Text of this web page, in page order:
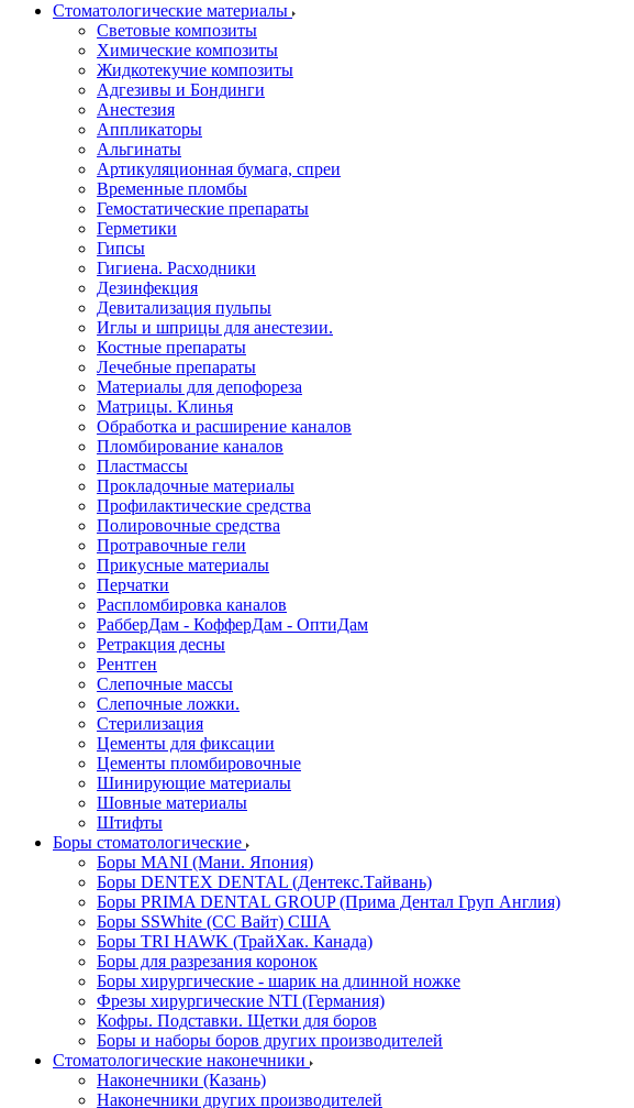
Стоматологические материалы
Световые композиты
Химические композиты
Жидкотекучие композиты
Адгезивы и Бондинги
Анестезия
Аппликаторы
Альгинаты
Артикуляционная бумага, спреи
Временные пломбы
Гемостатические препараты
Герметики
Гипсы
Гигиена. Расходники
Дезинфекция
Девитализация пульпы
Иглы и шприцы для анестезии.
Костные препараты
Лечебные препараты
Материалы для депофореза
Матрицы. Клинья
Обработка и расширение каналов
Пломбирование каналов
Пластмассы
Прокладочные материалы
Профилактические средства
Полировочные средства
Протравочные гели
Прикусные материалы
Перчатки
Распломбировка каналов
РабберДам - КофферДам - ОптиДам
Ретракция десны
Рентген
Слепочные массы
Слепочные ложки.
Стерилизация
Цементы для фиксации
Цементы пломбировочные
Шинирующие материалы
Шовные материалы
Штифты
Боры стоматологические
Боры MANI (Мани. Япония)
Боры DENTEX DENTAL (Дентекс.Тайвань)
Боры PRIMA DENTAL GROUP (Прима Дентал Груп Англия)
Боры SSWhite (СС Вайт) США
Боры TRI HAWK (ТрайХак. Канада)
Боры для разрезания коронок
Боры хирургические - шарик на длинной ножке
Фрезы хирургические NTI (Германия)
Кофры. Подставки. Щетки для боров
Боры и наборы боров других производителей
Стоматологические наконечники
Наконечники (Казань)
Наконечники других производителей